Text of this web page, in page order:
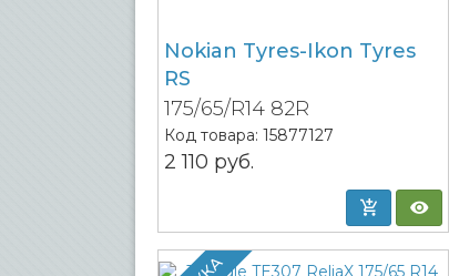
Nokian Tyres-Ikon Tyres
RS
175/65/R14 82R
Код товара: 15877127
2 110 руб.